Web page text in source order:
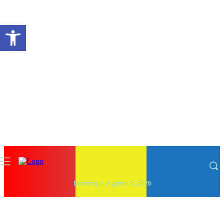
Domingo, Agosto 9, 2026
Abrir a barra de ferramentas